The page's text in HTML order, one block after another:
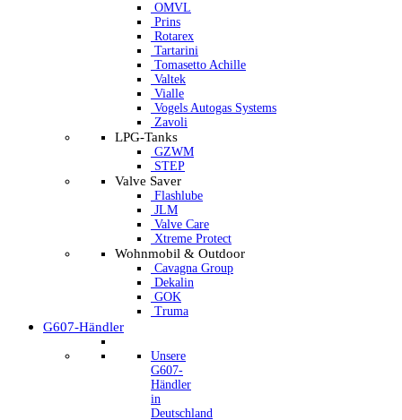
OMVL
Prins
Rotarex
Tartarini
Tomasetto Achille
Valtek
Vialle
Vogels Autogas Systems
Zavoli
LPG-Tanks
GZWM
STEP
Valve Saver
Flashlube
JLM
Valve Care
Xtreme Protect
Wohnmobil & Outdoor
Cavagna Group
Dekalin
GOK
Truma
G607-Händler
Unsere
G607-
Händler
in
Deutschland